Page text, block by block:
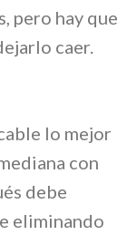
pero hay que
caer.
lo mejor
con
debe
eliminando